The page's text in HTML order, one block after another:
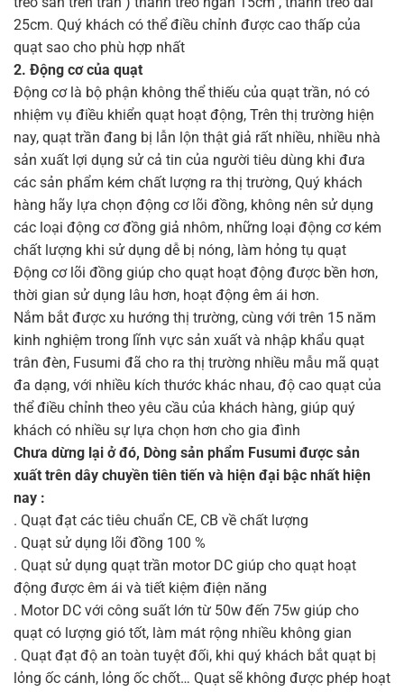
25cm. Quý khách có thể điều chỉnh được cao thấp của
quạt sao cho phù hợp nhất
2. Động cơ của quạt
Động cơ là bộ phận không thể thiếu của quạt trần, nó có
nhiệm vụ điều khiển quạt hoạt động, Trên thị trường hiện
nay, quạt trần đang bị lẫn lộn thật giả rất nhiều, nhiều nhà
sản xuất lợi dụng sử cả tin của người tiêu dùng khi đưa
các sản phẩm kém chất lượng ra thị trường, Quý khách
hàng hãy lựa chọn động cơ lõi đồng, không nên sử dụng
các loại động cơ đồng giả nhôm, những loại động cơ kém
chất lượng khi sử dụng dễ bị nóng, làm hỏng tụ quạt
Động cơ lõi đồng giúp cho quạt hoạt động được bền hơn,
thời gian sử dụng lâu hơn, hoạt động êm ái hơn.
Nắm bắt được xu hướng thị trường, cùng với trên 15 năm
kinh nghiệm trong lĩnh vực sản xuất và nhập khẩu quạt
trân đèn, Fusumi đã cho ra thị trường nhiều mẫu mã quạt
đa dạng, với nhiều kích thước khác nhau, độ cao quạt của
thể điều chỉnh theo yêu cầu của khách hàng, giúp quý
khách có nhiều sự lựa chọn hơn cho gia đình
Chưa dừng lại ở đó, Dòng sản phẩm Fusumi được sản
xuất trên dây chuyền tiên tiến và hiện đại bậc nhất hiện
nay :
. Quạt đạt các tiêu chuẩn CE, CB về chất lượng
. Quạt sử dụng lõi đồng 100 %
. Quạt sử dụng quạt trần motor DC giúp cho quạt hoạt
động được êm ái và tiết kiệm điện năng
. Motor DC với công suất lớn từ 50w đến 75w giúp cho
quạt có lượng gió tốt, làm mát rộng nhiều không gian
. Quạt đạt độ an toàn tuyệt đối, khi quý khách bắt quạt bị
lỏng ốc cánh, lỏng ốc chốt… Quạt sẽ không được phép hoạt